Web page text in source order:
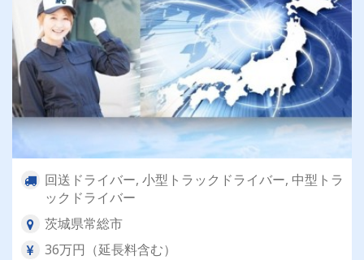
回送ドライバー, 小型トラックドライバー, 中型トラ
ックドライバー
茨城県常総市
36万円（延長料含む）